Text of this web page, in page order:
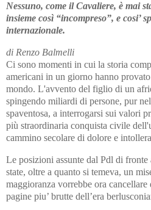
Nessuno, come il Cavaliere, è mai
insieme così “incompreso”, e cosi’
internazionale.
di Renzo Balmelli
Ci sono momenti in cui la storia
americani in un giorno hanno
mondo. L'avvento del figlio di un
spingendo miliardi di persone, pur
spaventosa, a interrogarsi sui valori
più straordinaria conquista civile
cammino secolare di dolore e
Le posizioni assunte dal Pdl di fronte
state, oltre a quanto si temeva, un
maggioranza vorrebbe ora
pagine piu’ brutte dell’era